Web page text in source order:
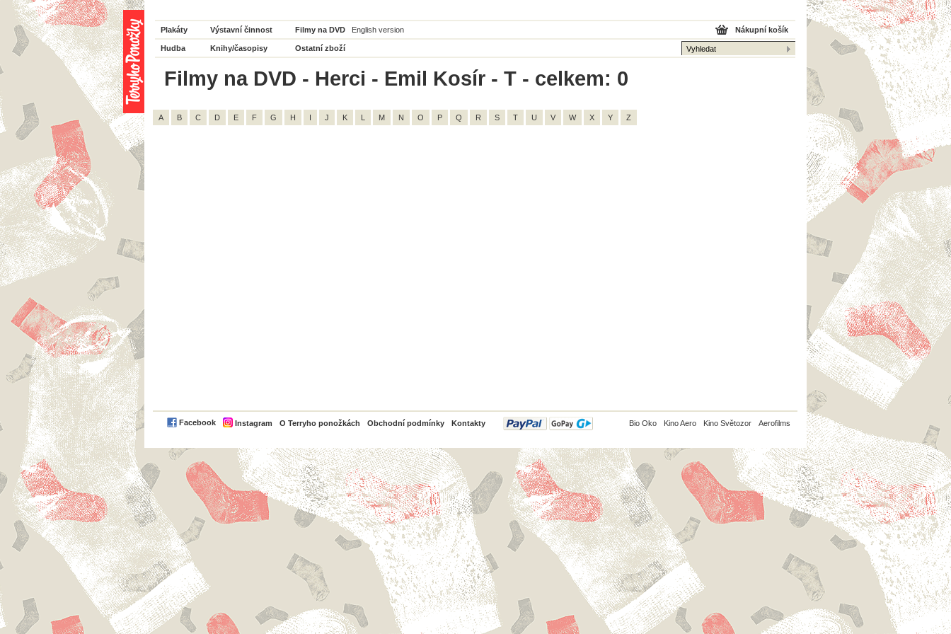
Plakáty Výstavní činnost Filmy na DVD English version
Hudba Knihy/časopisy Ostatní zboží
Nákupní košík
Filmy na DVD - Herci - Emil Kosír - T - celkem: 0
A B C D E F G H I J K L M N O P Q R S T U V W X Y Z
Facebook Instagram O Terryho ponožkách Obchodní podmínky Kontakty
PayPal Bio Oko Kino Aero Kino Světozor Aerofilms